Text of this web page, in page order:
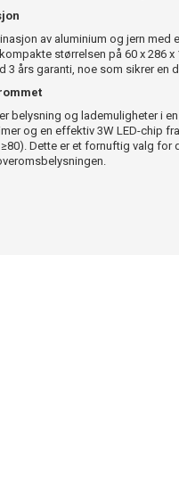
av aluminium og jern
størrelsen på 60 x 286 x
3 års garanti, noe som sikrer
belysning og lademuligheter i
og en effektiv 3W LED-chip
Dette er et fornuftig valg